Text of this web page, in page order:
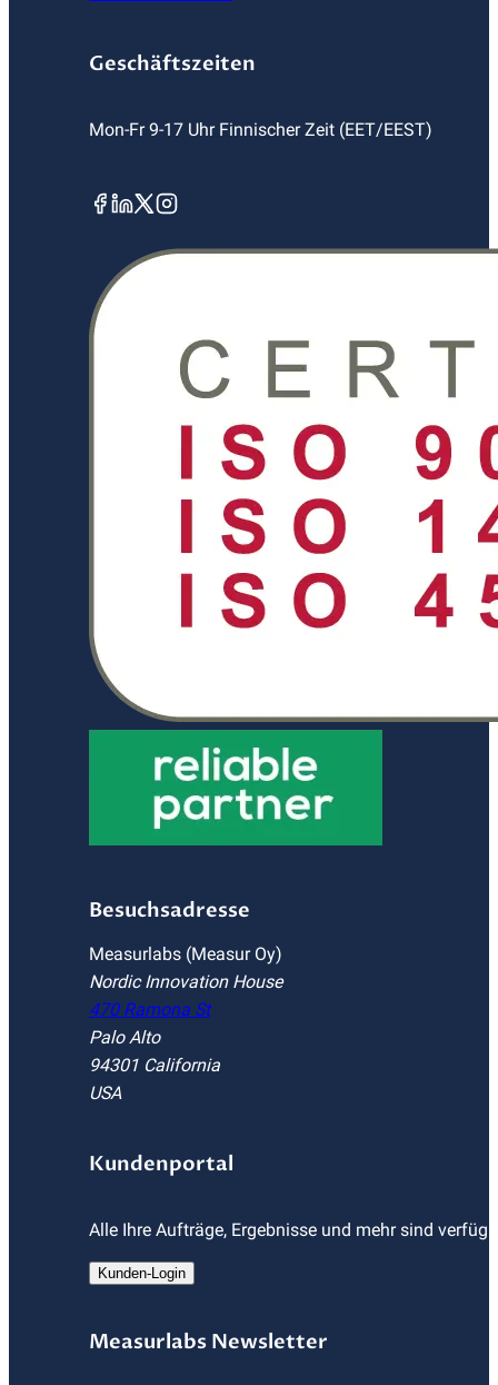
Geschäftszeiten
Mon-Fr 9-17 Uhr Finnischer Zeit (EET/EEST)
Besuchsadresse
Measurlabs (Measur Oy)
Nordic Innovation House
470 Ramona St
Palo Alto
94301 California
USA
Kundenportal
Alle Ihre Aufträge, Ergebnisse und mehr sind
Kunden-Login
Measurlabs Newsletter